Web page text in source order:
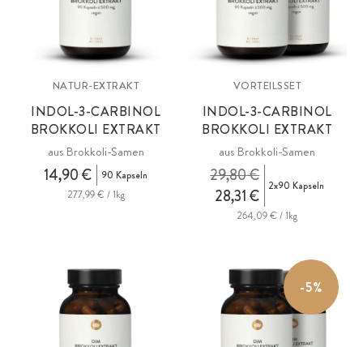
NATUR-EXTRAKT
INDOL-3-CARBINOL
BROKKOLI EXTRAKT
aus Brokkoli-Samen
14,90 €
90 Kapseln
277,99 € / 1kg
VORTEILSSET
INDOL-3-CARBINOL
BROKKOLI EXTRAKT
aus Brokkoli-Samen
28,31 €
29,80 € 2x90 Kapseln
264,09 € / 1kg
-5%